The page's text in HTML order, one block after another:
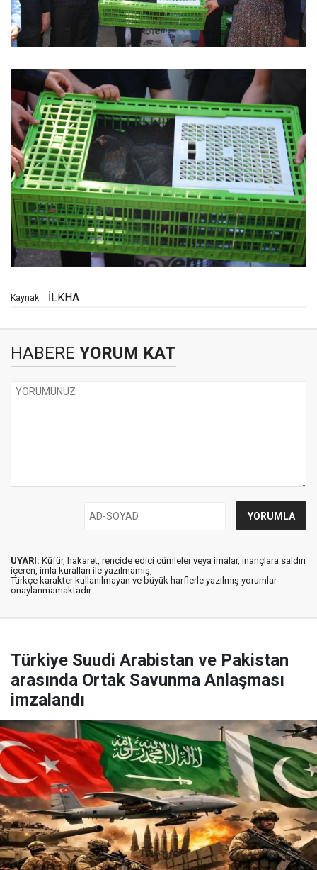
Kaynak: İLKHA
HABERE YORUM KAT
UYARI: Küfür, hakaret, rencide edici cümleler veya imalar, inançlara saldırı
içeren, imla kuralları ile yazılmamış,
Türkçe karakter kullanılmayan ve büyük harflerle yazılmış yorumlar
onaylanmamaktadır.
Türkiye Suudi Arabistan ve Pakistan
arasında Ortak Savunma Anlaşması
imzalandı